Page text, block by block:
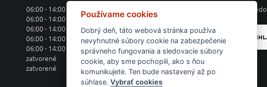
06:00 - 14:00
06:00 - 14:00
06:00 - 14:00
06:00 - 14:00
06:00 - 14:00
zatvorené
zatvorené
Prihláste sa k odberu týždenného
Používame cookies
Dobrý deň, táto webová stránka používa
nevyhnutné súbory cookie na zabezpečenie
správneho fungovania a sledovacie súbory
cookie, aby sme pochopili, ako s ňou
komunikujete. Ten bude nastavený až po
súhlase. Vybrať cookies